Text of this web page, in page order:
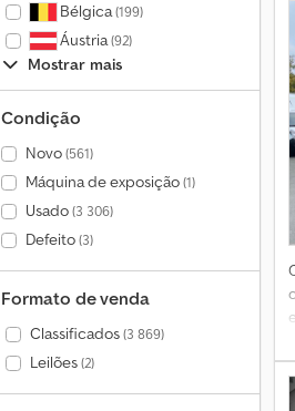
Bélgica(199)
Áustria(92)
Mostrar mais
Condição
Novo(561)
Máquina de exposição(1)
Usado(3 306)
Defeito(3)
Formato de venda
Classificados(3 869)
Leilões(2)